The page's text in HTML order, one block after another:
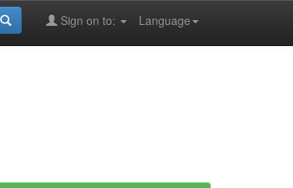
Language
Sign on to: